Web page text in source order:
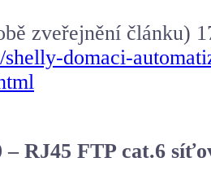
zveřejnění článku)
shelly-domaci-
– RJ45 FTP cat.6